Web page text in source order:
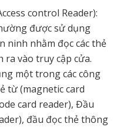
control Reader):
được sử dụng
ninh nhằm đọc các thẻ
ra vào truy cập cửa.
một trong các công
từ (magnetic card
card reader), Đầu
đầu đọc thẻ thông